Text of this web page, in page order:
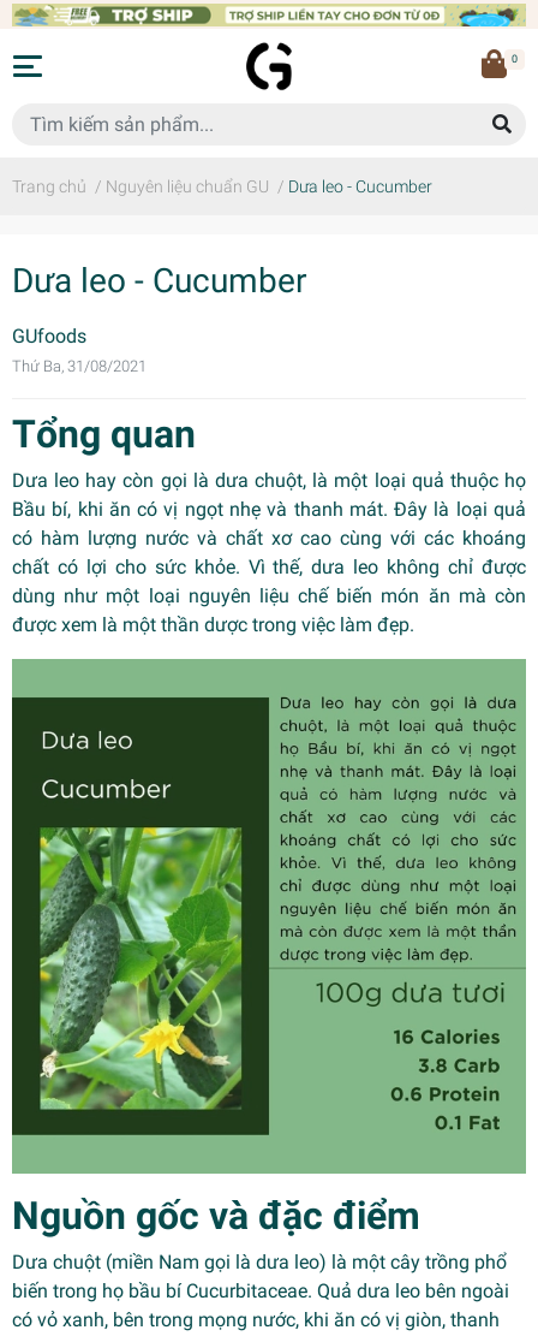
0
Trang chủ / Nguyên liệu chuẩn GU / Dưa leo - Cucumber
Dưa leo - Cucumber
GUfoods
Thứ Ba, 31/08/2021
Tổng quan
Dưa leo hay còn gọi là dưa chuột, là một loại quả thuộc họ
Bầu bí, khi ăn có vị ngọt nhẹ và thanh mát. Đây là loại quả
có hàm lượng nước và chất xơ cao cùng với các khoáng
chất có lợi cho sức khỏe. Vì thế, dưa leo không chỉ được
dùng như một loại nguyên liệu chế biến món ăn mà còn
được xem là một thần dược trong việc làm đẹp.
Nguồn gốc và đặc điểm
Dưa chuột (miền Nam gọi là dưa leo) là một cây trồng phổ
biến trong họ bầu bí Cucurbitaceae. Quả dưa leo bên ngoài
có vỏ xanh, bên trong mọng nước, khi ăn có vị giòn, thanh